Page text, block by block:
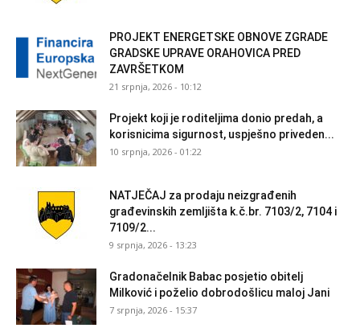
PROJEKT ENERGETSKE OBNOVE ZGRADE
GRADSKE UPRAVE ORAHOVICA PRED
ZAVRŠETKOM
21 srpnja, 2026 - 10:12
Projekt koji je roditeljima donio predah, a
korisnicima sigurnost, uspješno priveden...
10 srpnja, 2026 - 01:22
NATJEČAJ za prodaju neizgrađenih
građevinskih zemljišta k.č.br. 7103/2, 7104 i
7109/2...
9 srpnja, 2026 - 13:23
Gradonačelnik Babac posjetio obitelj
Milković i poželio dobrodošlicu maloj Jani
7 srpnja, 2026 - 15:37